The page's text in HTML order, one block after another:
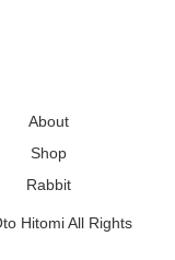
About
Shop
Rabbit
Hitomi All Rights